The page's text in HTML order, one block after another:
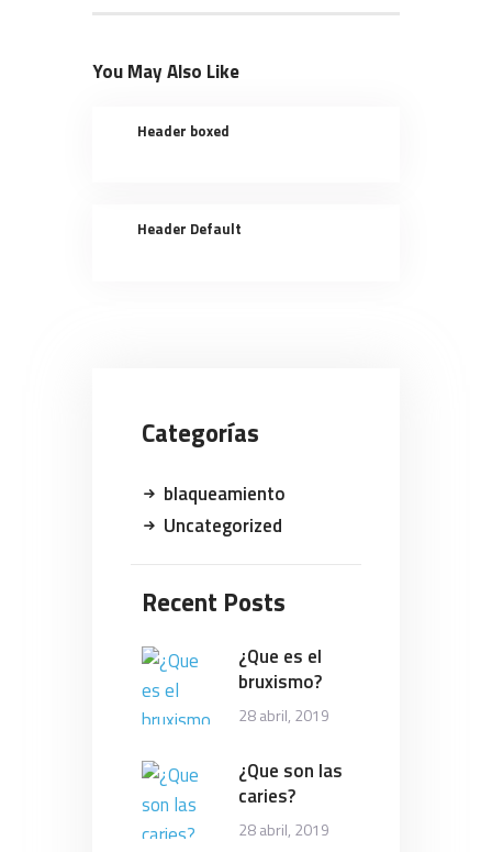
You May Also Like
Header boxed
Header Default
Categorías
blaqueamiento
Uncategorized
Recent Posts
¿Que es el
bruxismo?
28 abril, 2019
¿Que son las
caries?
28 abril, 2019